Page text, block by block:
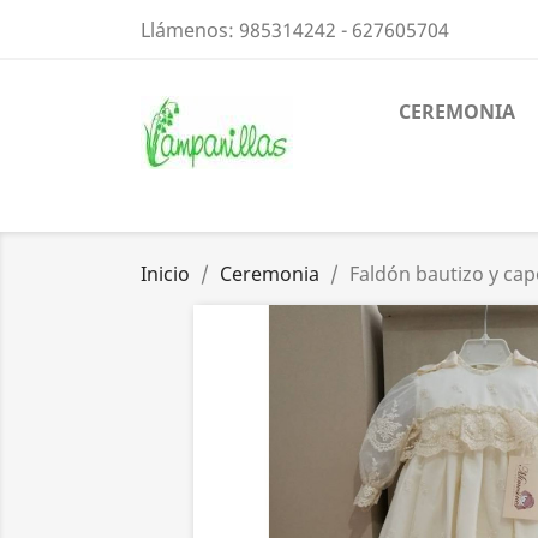
Llámenos: 985314242 - 627605704
CEREMONIA
Inicio Ceremonia Faldón bautizo y